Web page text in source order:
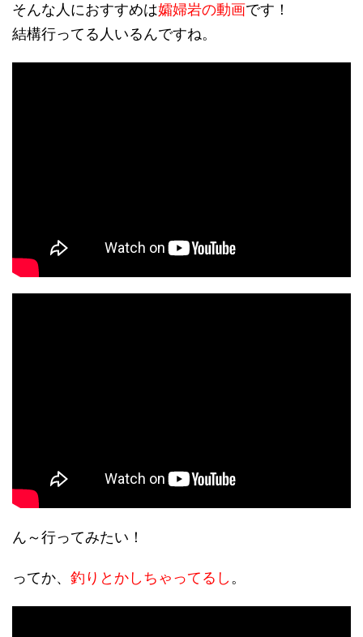
そんな人におすすめは孀婦岩の動画です！
結構行ってる人いるんですね。
ん～行ってみたい！
ってか、 釣りとかしちゃってるし 。